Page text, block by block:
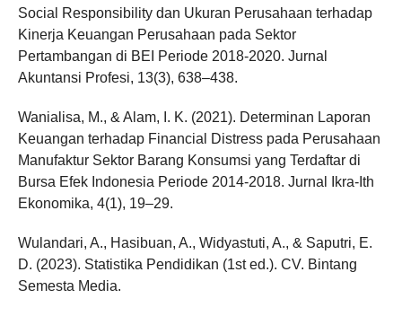
Social Responsibility dan Ukuran Perusahaan terhadap
Kinerja Keuangan Perusahaan pada Sektor
Pertambangan di BEI Periode 2018-2020. Jurnal
Akuntansi Profesi, 13(3), 638–438.
Wanialisa, M., & Alam, I. K. (2021). Determinan Laporan
Keuangan terhadap Financial Distress pada Perusahaan
Manufaktur Sektor Barang Konsumsi yang Terdaftar di
Bursa Efek Indonesia Periode 2014-2018. Jurnal Ikra-Ith
Ekonomika, 4(1), 19–29.
Wulandari, A., Hasibuan, A., Widyastuti, A., & Saputri, E.
D. (2023). Statistika Pendidikan (1st ed.). CV. Bintang
Semesta Media.